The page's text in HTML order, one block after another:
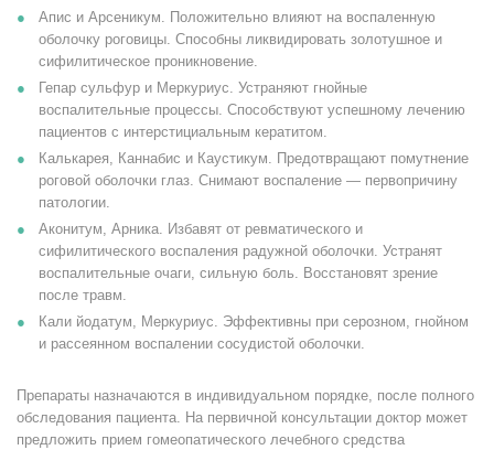
Апис и Арсеникум. Положительно влияют на воспаленную
оболочку роговицы. Способны ликвидировать золотушное и
сифилитическое проникновение.
Гепар сульфур и Меркуриус. Устраняют гнойные
воспалительные процессы. Способствуют успешному лечению
пациентов с интерстициальным кератитом.
Калькарея, Каннабис и Каустикум. Предотвращают помутнение
роговой оболочки глаз. Снимают воспаление — первопричину
патологии.
Аконитум, Арника. Избавят от ревматического и
сифилитического воспаления радужной оболочки. Устранят
воспалительные очаги, сильную боль. Восстановят зрение
после травм.
Кали йодатум, Меркуриус. Эффективны при серозном, гнойном
и рассеянном воспалении сосудистой оболочки.
Препараты назначаются в индивидуальном порядке, после полного
обследования пациента. На первичной консультации доктор может
предложить прием гомеопатического лечебного средства